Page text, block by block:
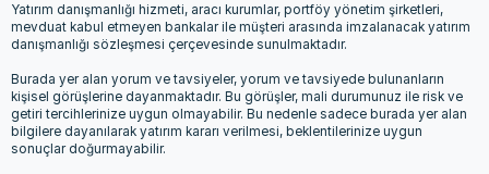
Yatırım danışmanlığı hizmeti, aracı kurumlar, portföy yönetim şirketleri,
mevduat kabul etmeyen bankalar ile müşteri arasında imzalanacak yatırım
danışmanlığı sözleşmesi çerçevesinde sunulmaktadır.
Burada yer alan yorum ve tavsiyeler, yorum ve tavsiyede bulunanların
kişisel görüşlerine dayanmaktadır. Bu görüşler, mali durumunuz ile risk ve
getiri tercihlerinize uygun olmayabilir. Bu nedenle sadece burada yer alan
bilgilere dayanılarak yatırım kararı verilmesi, beklentilerinize uygun
sonuçlar doğurmayabilir.